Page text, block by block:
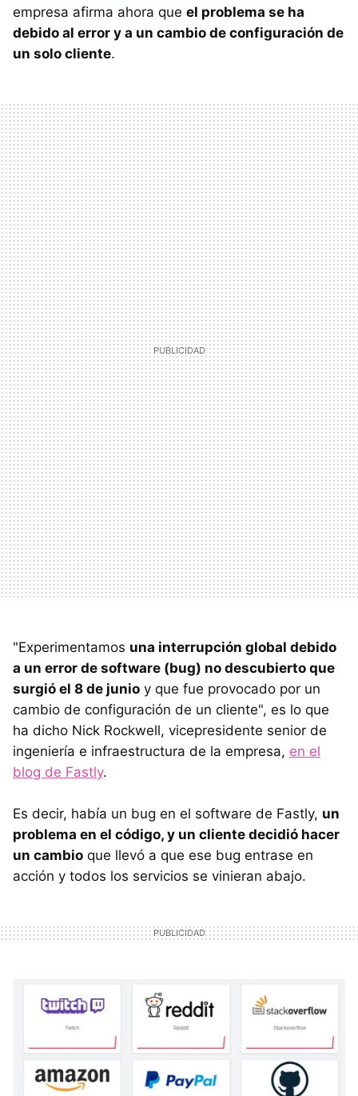
empresa afirma ahora que el problema se ha
debido al error y a un cambio de configuración de
un solo cliente.
"Experimentamos una interrupción global debido
a un error de software (bug) no descubierto que
surgió el 8 de junio y que fue provocado por un
cambio de configuración de un cliente", es lo que
ha dicho Nick Rockwell, vicepresidente senior de
ingeniería e infraestructura de la empresa, en el
blog de Fastly.
Es decir, había un bug en el software de Fastly, un
problema en el código, y un cliente decidió hacer
un cambio que llevó a que ese bug entrase en
acción y todos los servicios se vinieran abajo.